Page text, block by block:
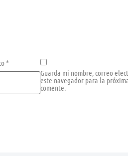
*
Guarda mi nombre, correo
este navegador para la
comente.